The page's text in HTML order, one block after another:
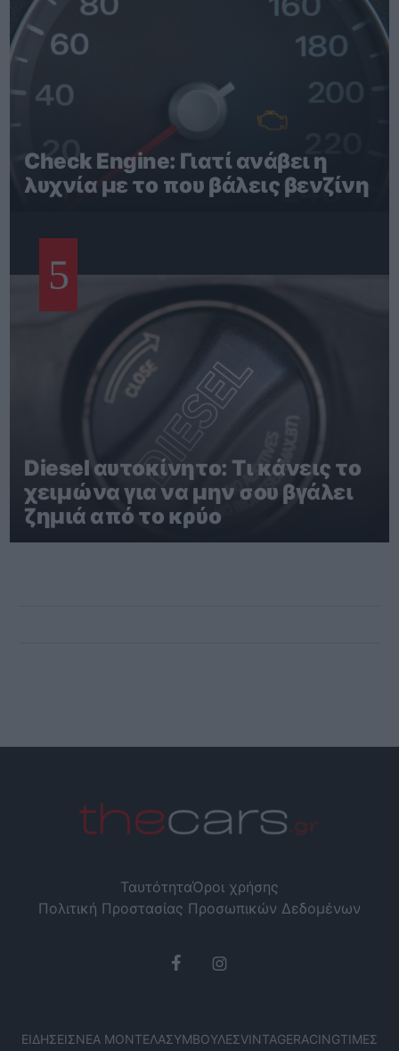
Check Engine: Γιατί ανάβει η
λυχνία με το που βάλεις βενζίνη
5
Diesel αυτοκίνητο: Τι κάνεις το
χειμώνα για να μην σου βγάλει
ζημιά από το κρύο
ΤαυτότηταΌροι χρήσης
Πολιτική Προστασίας Προσωπικών Δεδομένων
ΕΙΔΉΣΕΙΣΝΈΑ ΜΟΝΤΈΛΑΣΥΜΒΟΥΛΈΣVINTAGERACINGΤΙΜΈΣ